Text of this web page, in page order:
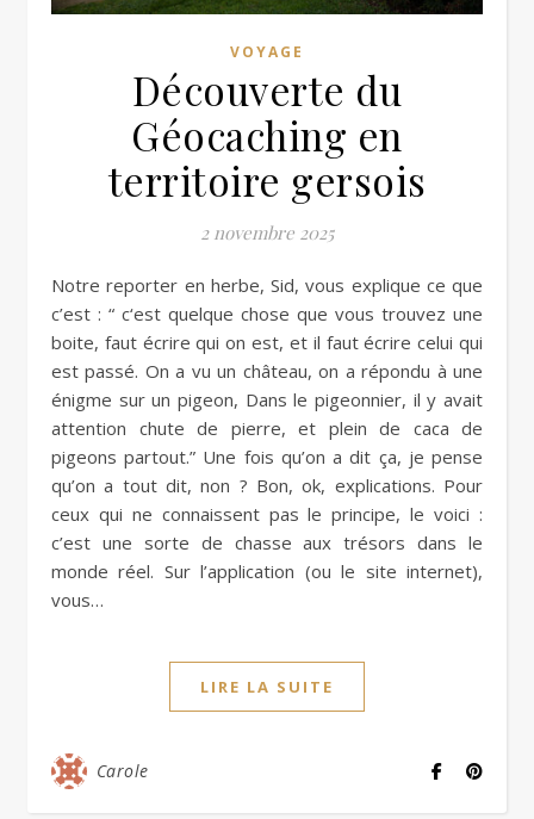
VOYAGE
Découverte du
Géocaching en
territoire gersois
2 novembre 2025
Notre reporter en herbe, Sid, vous explique ce que
c’est : “ c‘est quelque chose que vous trouvez une
boite, faut écrire qui on est, et il faut écrire celui qui
est passé. On a vu un château, on a répondu à une
énigme sur un pigeon, Dans le pigeonnier, il y avait
attention chute de pierre, et plein de caca de
pigeons partout.” Une fois qu’on a dit ça, je pense
qu’on a tout dit, non ? Bon, ok, explications. Pour
ceux qui ne connaissent pas le principe, le voici :
c’est une sorte de chasse aux trésors dans le
monde réel. Sur l’application (ou le site internet),
vous…
LIRE LA SUITE
Carole